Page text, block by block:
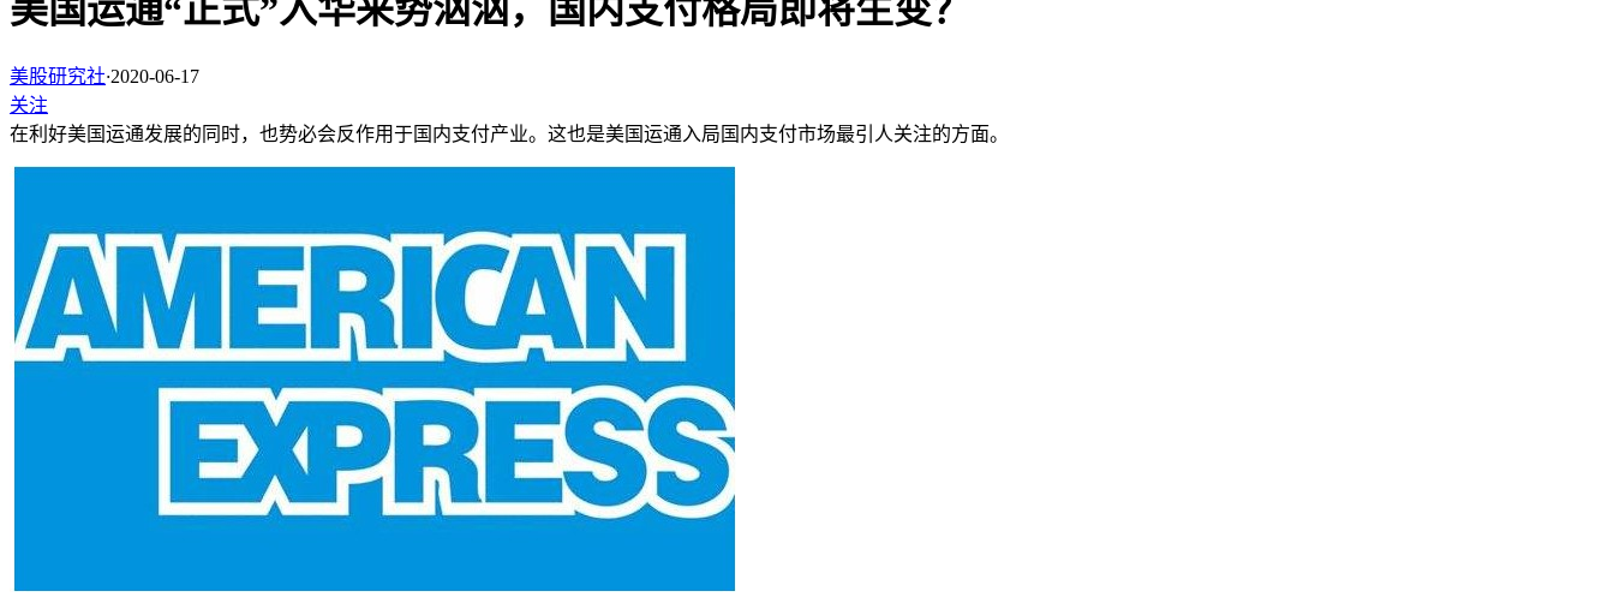
美国运通“正式”入华来势汹汹，国内支付格局即将生变？
美股研究社·2020-06-17
关注
在利好美国运通发展的同时，也势必会反作用于国内支付产业。这也是美国运通入局国内支付市场最引人关注的方面。